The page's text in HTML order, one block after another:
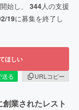
始し、 344人の支援
19に募集を終了し
ほしい
送る
URLコピー
業されたレスト